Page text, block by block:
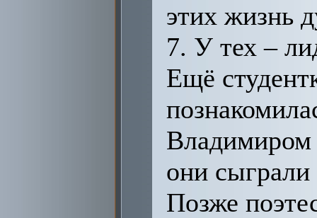
этих жизнь
7. У тех –
Ещё
Владимиром
они сыграли
Позже